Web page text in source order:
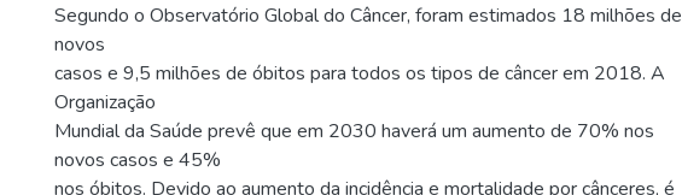
Segundo o Observatório Global do Câncer, foram estimados 18 milhões de
novos
casos e 9,5 milhões de óbitos para todos os tipos de câncer em 2018. A
Organização
Mundial da Saúde prevê que em 2030 haverá um aumento de 70% nos
novos casos e 45%
nos óbitos. Devido ao aumento da incidência e mortalidade por cânceres, é